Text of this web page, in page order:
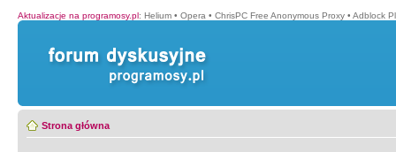
Aktualizacje na programosy.pl: Helium • Opera • ChrisPC Free Anonymous Proxy • Adblock
Strona główna